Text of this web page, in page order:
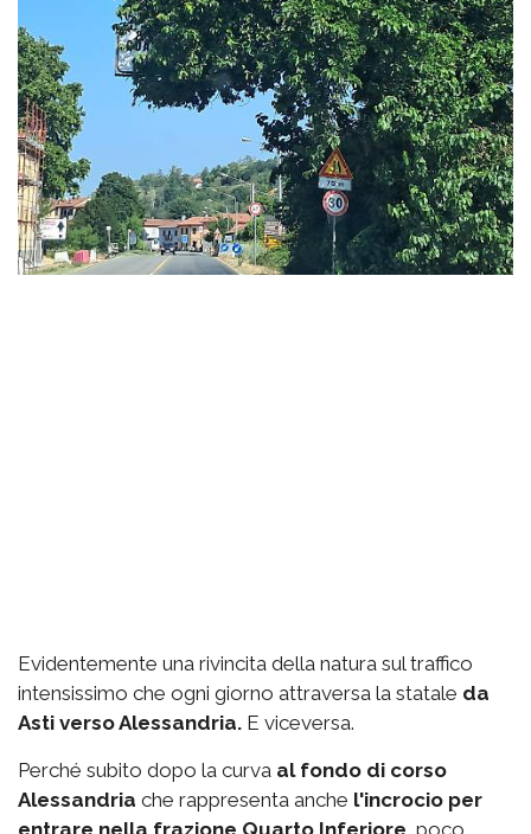
Evidentemente una rivincita della natura sul traffico
intensissimo che ogni giorno attraversa la statale da
Asti verso Alessandria. E viceversa.
Perché subito dopo la curva al fondo di corso
Alessandria che rappresenta anche l'incrocio per
entrare nella frazione Quarto Inferiore , poco